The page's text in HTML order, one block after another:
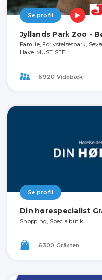
Se profil
Jyllands Park Zoo -
Familie, Forlystelsespark,
Have, MUST SEE
6920 Videbæk
Se profil
Din hørespecialist
Shopping, Specialbutik
6300 Gråsten